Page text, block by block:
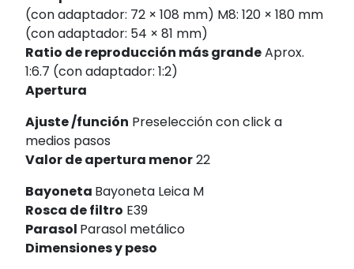
(con adaptador: 72 × 108 mm) M8: 120 × 180 mm
(con adaptador: 54 × 81 mm)
Ratio de reproducción más grandeAprox.
1:6.7 (con adaptador: 1:2)
Apertura
Ajuste /función Preselección con click a
medios pasos
Valor de apertura menor22
Bayoneta Bayoneta Leica M
Rosca de filtro E39
Parasol Parasol metálico
Dimensiones y peso